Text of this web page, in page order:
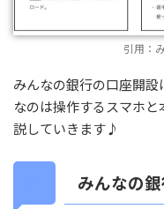
引用：
みんなの銀行の口座開
なのは操作するスマホ
説していきます♪
みんなの